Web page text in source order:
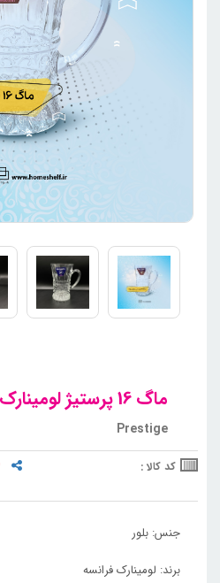
ماگ 16 پرستیژ لومینارک
Prestige
کد کالا :
جنس: بلور
برند: لومینارک فرانسه